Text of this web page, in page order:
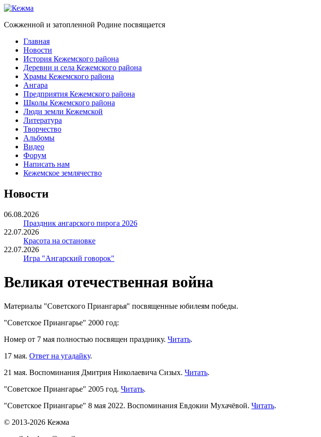
Сожженной и затопленной Родине посвящается
Главная
Новости
История Кежемского района
Деревни и села Кежемского района
Храмы Кежемского района
Ангара
Предприятия Кежемского района
Школы Кежемского района
Люди земли Кежемской
Литература
Творчество
Альбомы
Видео
Форум
Написать нам
Кежемское землячество
Новости
06.08.2026
Праздник ангарского пирога 2026
22.07.2026
Красота на остановке
22.07.2026
Игра "Ангарский говорок"
Великая отечественная война
Материалы "Советского Приангарья" посвященные юбилеям победы.
"Советское Приангарье" 2000 год:
Номер от 7 мая полностью посвящен празднику. Читать.
17 мая. Ответ на угадайку.
21 мая. Воспоминания Дмитрия Николаевича Сизых. Читать.
"Советское Приангарье" 2005 год. Читать.
"Советское Приангарье" 8 мая 2022. Воспоминания Евдокии Мухачёвой. Читать.
© 2013-2026 Кежма